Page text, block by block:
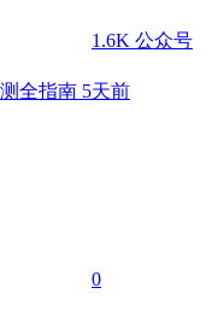
1.6K 公众号
全指南 5天前
0